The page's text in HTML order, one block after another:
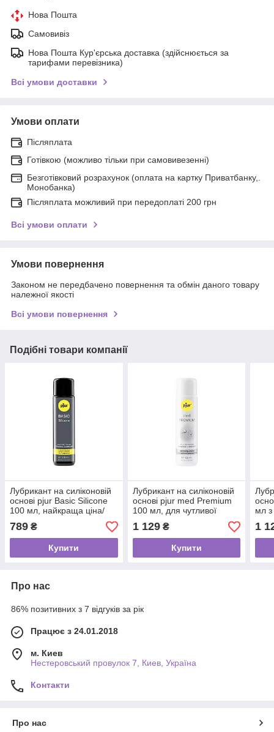
Нова Пошта
Самовивіз
Нова Пошта Кур'єрська доставка (здійснюється за
тарифами перевізника)
Всі умови доставки
Умови оплати
Післяплата
Готівкою (можливо тільки при самовивезенні)
Безготівковий розрахунок (оплата на картку Приватбанку,.
Монобанка)
Післяплата можливий при передоплаті 200 грн
Всі умови оплати
Умови повернення
Законом не передбачено повернення та обмін даного товару
належної якості
Всі умови повернення
Подібні товари компанії
Лубрикант на силіконовій
основі pjur Basic Silicone
100 мл, найкраща ціна/
якість, для новачків
789 ₴
Купити
Лубрикант на силіконовій
основі pjur med Premium
100 мл, для чутливої ​​
шкіри, пройшов клінічний
тест
1 129₴
Купити
мл
1
Про нас
86% позитивних з 7 відгуків за рік
Працює з 24.01.2018
м. Киев
Нестеровський провулок 7, Киев, Україна
Контакти
Про нас